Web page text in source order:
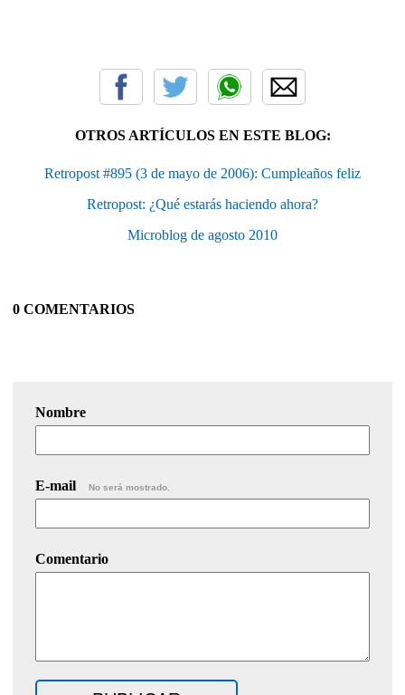
OTROS ARTÍCULOS EN ESTE BLOG:
Retropost #895 (3 de mayo de 2006): Cumpleaños feliz
Retropost: ¿Qué estarás haciendo ahora?
Microblog de agosto 2010
0 COMENTARIOS
Nombre
E-mail No será mostrado.
Comentario